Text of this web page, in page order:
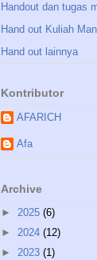
Handout dan tugas
Hand out Kuliah
Hand out lainnya
Kontributor
AFARICH
Afa
Archive
► 2025 (6)
► 2024 (12)
► 2023 (1)